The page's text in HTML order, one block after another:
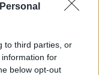
to third parties, or
for
below opt-out